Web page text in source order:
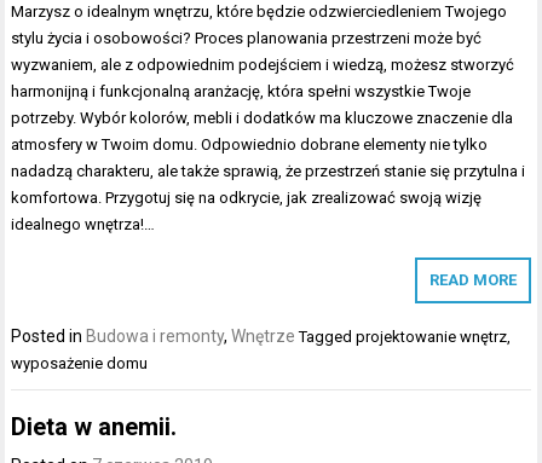
Marzysz o idealnym wnętrzu, które będzie odzwierciedleniem Twojego
stylu życia i osobowości? Proces planowania przestrzeni może być
wyzwaniem, ale z odpowiednim podejściem i wiedzą, możesz stworzyć
harmonijną i funkcjonalną aranżację, która spełni wszystkie Twoje
potrzeby. Wybór kolorów, mebli i dodatków ma kluczowe znaczenie dla
atmosfery w Twoim domu. Odpowiednio dobrane elementy nie tylko
nadadzą charakteru, ale także sprawią, że przestrzeń stanie się przytulna i
komfortowa. Przygotuj się na odkrycie, jak zrealizować swoją wizję
idealnego wnętrza!…
READ MORE
Posted inBudowa i remonty,Wnętrze Taggedprojektowanie wnętrz
wyposażenie domu
Dieta w anemii.